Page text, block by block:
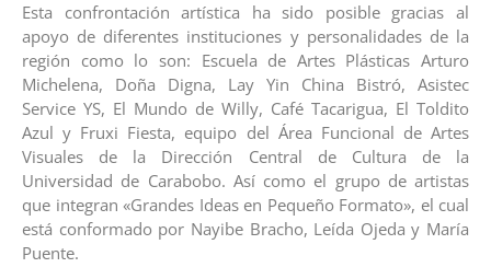
Esta confrontación artística ha sido posible gracias al
apoyo de diferentes instituciones y personalidades de la
región como lo son: Escuela de Artes Plásticas Arturo
Michelena, Doña Digna, Lay Yin China Bistró, Asistec
Service YS, El Mundo de Willy, Café Tacarigua, El Toldito
Azul y Fruxi Fiesta, equipo del Área Funcional de Artes
Visuales de la Dirección Central de Cultura de la
Universidad de Carabobo. Así como el grupo de artistas
que integran «Grandes Ideas en Pequeño Formato», el cual
está conformado por Nayibe Bracho, Leída Ojeda y María
Puente.